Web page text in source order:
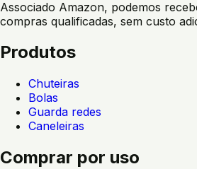
Associado Amazon, podemos
compras qualificadas, sem custo
Produtos
Chuteiras
Bolas
Guarda redes
Caneleiras
Comprar por uso